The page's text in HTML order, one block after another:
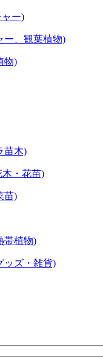
ャー)
ー、観葉植物)
物)
苗木)
木・花苗)
苗)
帯植物)
ッズ・雑貨)